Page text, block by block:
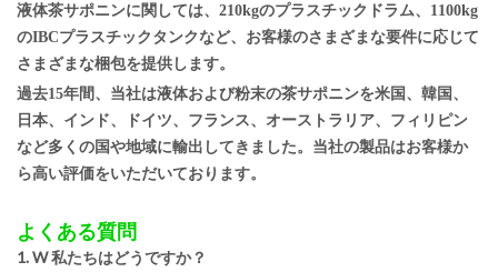
液体茶サポニンに関しては、210kgのプラスチックドラム、1100kg
のIBCプラスチックタンクなど、お客様のさまざまな要件に応じて
さまざまな梱包を提供します。
過去15年間、当社は液体および粉末の茶サポニンを米国、韓国、
日本、インド、ドイツ、フランス、オーストラリア、フィリピン
など多くの国や地域に輸出してきました。当社の製品はお客様か
ら高い評価をいただいております。
よくある質問
1. W私たちはどうですか？